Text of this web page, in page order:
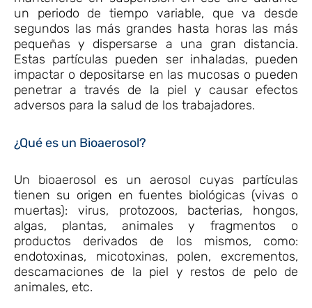
un periodo de tiempo variable, que va desde
segundos las más grandes hasta horas las más
pequeñas y dispersarse a una gran distancia.
Estas partículas pueden ser inhaladas, pueden
impactar o depositarse en las mucosas o pueden
penetrar a través de la piel y causar efectos
adversos para la salud de los trabajadores.
¿Qué es un Bioaerosol?
Un bioaerosol es un aerosol cuyas partículas
tienen su origen en fuentes biológicas (vivas o
muertas): virus, protozoos, bacterias, hongos,
algas, plantas, animales y fragmentos o
productos derivados de los mismos, como:
endotoxinas, micotoxinas, polen, excrementos,
descamaciones de la piel y restos de pelo de
animales, etc.